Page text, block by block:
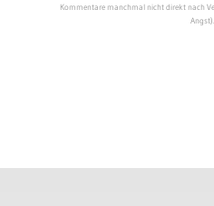
Kommentare manchmal nicht direkt nach
Angst).